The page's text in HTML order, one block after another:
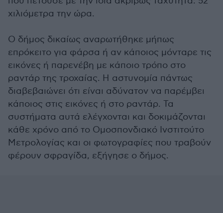
χιλιόμετρα την ώρα.
Ο δήμος δικαίως αναρωτήθηκε μήπως
επρόκειτο για φάρσα ή αν κάποιος μόνταρε τις
εικόνες ή παρενέβη με κάποιο τρόπο στο
ραντάρ της τροχαίας. Η αστυνομία πάντως
διαβεβαιώνει ότι είναι αδύνατον να παρέμβει
κάποιος στις εικόνες ή στο ραντάρ. Τα
συστήματα αυτά ελέγχονται και δοκιμάζονται
κάθε χρόνο από το Ομοσπονδιακό Ινστιτούτο
Μετρολογίας και οι φωτογραφίες που τραβούν
φέρουν σφραγίδα, εξήγησε ο δήμος.